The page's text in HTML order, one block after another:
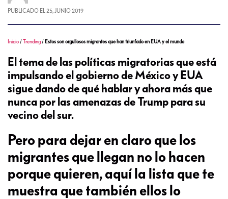
PUBLICADO EL 25, JUNIO 2019
Inicio /Trending / Estos son orgullosos migrantes que han triunfado en EUA y el mundo
El tema de las políticas migratorias que está
impulsando el gobierno de México y EUA
sigue dando de qué hablar y ahora más que
nunca por las amenazas de Trump para su
vecino del sur.
Pero para dejar en claro que los
migrantes que llegan no lo hacen
porque quieren, aquí la lista que te
muestra que también ellos lo